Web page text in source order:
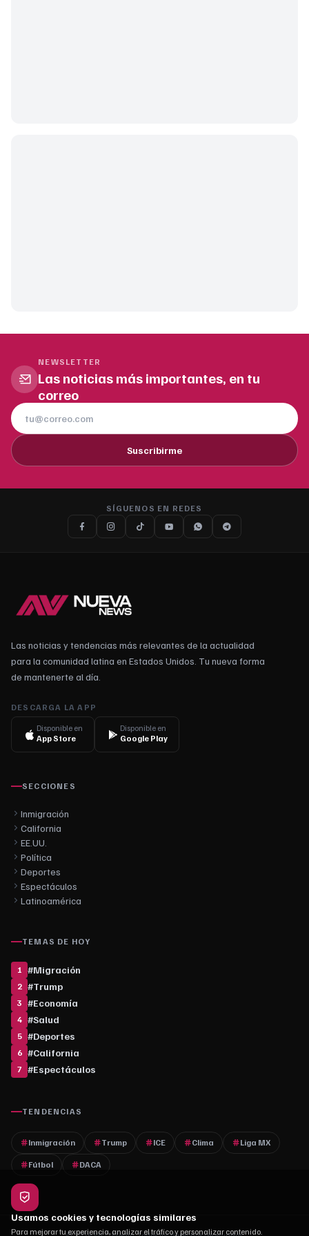
NEWSLETTER
Las noticias más importantes, en tu
correo
Suscribirme
SÍGUENOS EN REDES
Las noticias y tendencias más relevantes de la actualidad
para la comunidad latina en Estados Unidos. Tu nueva forma
de mantenerte al día.
DESCARGA LA APP
Disponible en
App Store
Disponible en
Google Play
SECCIONES
Inmigración
California
EE.UU.
Política
Deportes
Espectáculos
Latinoamérica
TEMAS DE HOY
1 #Migración
2 #Trump
3 #Economía
4 #Salud
5 #Deportes
6 #California
7 #Espectáculos
TENDENCIAS
Inmigración Trump ICE Clima Liga MX
Fútbol DACA
Usamos cookies y tecnologías similares
Para mejorar tu experiencia, analizar el tráfico y personalizar contenido.